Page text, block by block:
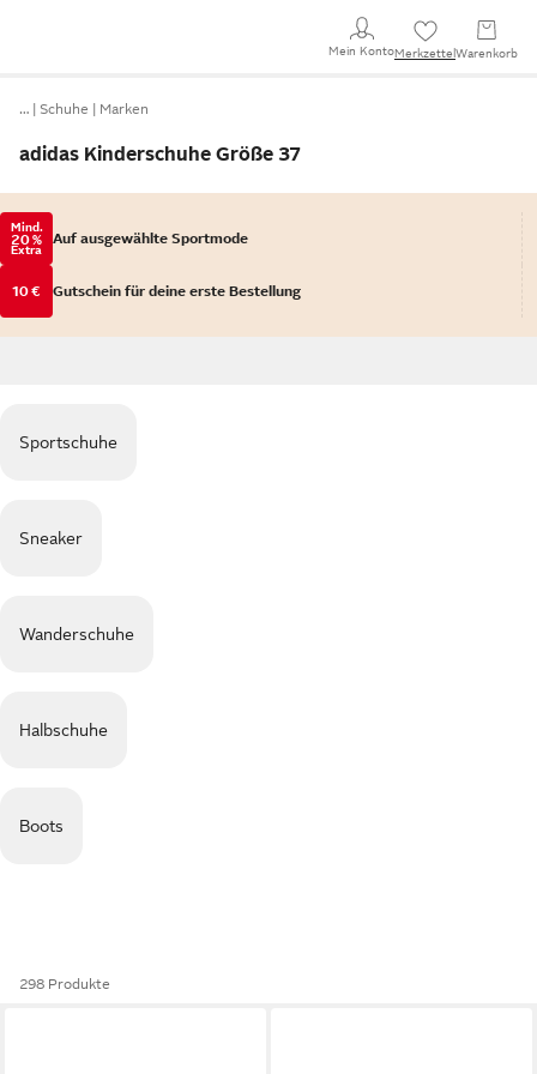
Mein KontoMerkzettel Warenkorb
… Schuhe Marken
adidas Kinderschuhe Größe 37
Mind.
20 %
Extra
Auf ausgewählte Sportmode
10 € Gutschein für deine erste Bestellung
Sportschuhe
Sneaker
Wanderschuhe
Halbschuhe
Boots
298 Produkte